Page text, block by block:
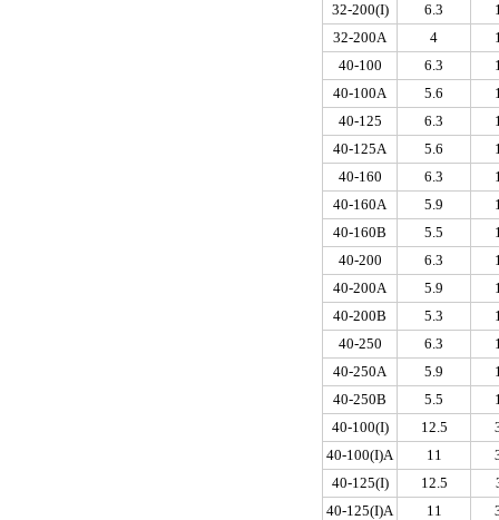
32-200(I)
6.3
32-200A
4
40-100
6.3
40-100A
5.6
40-125
6.3
40-125A
5.6
40-160
6.3
40-160A
5.9
40-160B
5.5
40-200
6.3
40-200A
5.9
40-200B
5.3
40-250
6.3
40-250A
5.9
40-250B
5.5
40-100(I)
12.5
40-100(I)A
11
40-125(I)
12.5
40-125(I)A
11